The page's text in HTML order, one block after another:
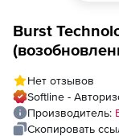
Burst
Нет отзывов
Softline -
Производитель:
Скопировать